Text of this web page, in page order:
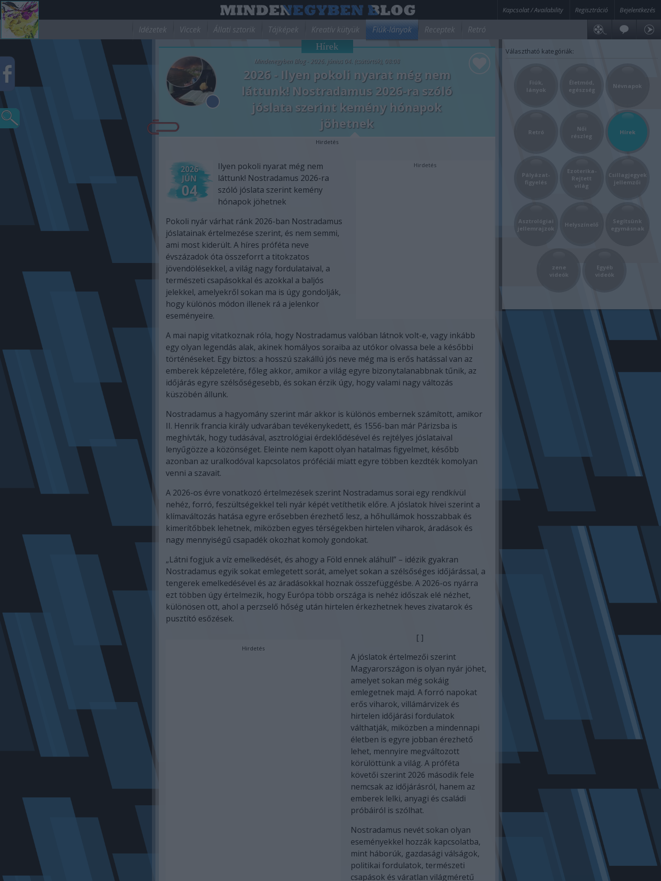
Kapcsolat / Availability Regisztráció Bejelentkezés
Idézetek Viccek Állati sztorik Tájképek Kreatív kütyük Fiúk-lányok Receptek Retró
Választható kategóriák:
Fiúk,
lányok
Életmód,
egészség
Névnapok
Retró
Női
részleg
Hírek
Pályázat-
figyelés
Ezoterika-
Rejtett
világ
Csillagjegyek
jellemzői
Asztrológiai
jellemrajzok
Helyszínelő
Segítsünk
egymásnak
zene
videók
Egyéb
videók
Hírek
Mindenegyben Blog - 2026. június 04. (csütörtök), 08:08
2026 - Ilyen pokoli nyarat még nem
láttunk! Nostradamus 2026-ra szóló
jóslata szerint kemény hónapok
jöhetnek
Hirdetés
Hirdetés
2026
JÚN
04
Ilyen pokoli nyarat még nem
láttunk! Nostradamus 2026-ra
szóló jóslata szerint kemény
hónapok jöhetnek
Pokoli nyár várhat ránk 2026-ban Nostradamus
jóslatainak értelmezése szerint, és nem semmi,
ami most kiderült. A híres próféta neve
évszázadok óta összeforrt a titokzatos
jövendölésekkel, a világ nagy fordulataival, a
természeti csapásokkal és azokkal a baljós
jelekkel, amelyekről sokan ma is úgy gondolják,
hogy különös módon illenek rá a jelenkor
eseményeire.
A mai napig vitatkoznak róla, hogy Nostradamus valóban látnok volt-e, vagy inkább
egy olyan legendás alak, akinek homályos soraiba az utókor olvassa bele a későbbi
történéseket. Egy biztos: a hosszú szakállú jós neve még ma is erős hatással van az
emberek képzeletére, főleg akkor, amikor a világ egyre bizonytalanabbnak tűnik, az
időjárás egyre szélsőségesebb, és sokan érzik úgy, hogy valami nagy változás
küszöbén állunk.
Nostradamus a hagyomány szerint már akkor is különös embernek számított, amikor
II. Henrik francia király udvarában tevékenykedett, és 1556-ban már Párizsba is
meghívták, hogy tudásával, asztrológiai érdeklődésével és rejtélyes jóslataival
lenyűgözze a közönséget. Eleinte nem kapott olyan hatalmas figyelmet, később
azonban az uralkodóval kapcsolatos próféciái miatt egyre többen kezdték komolyan
venni a szavait.
A 2026-os évre vonatkozó értelmezések szerint Nostradamus sorai egy rendkívül
nehéz, forró, feszültségekkel teli nyár képét vetíthetik előre. A jóslatok hívei szerint a
klímaváltozás hatása egyre erősebben érezhető lesz, a hőhullámok hosszabbak és
kimerítőbbek lehetnek, miközben egyes térségekben hirtelen viharok, áradások és
nagy mennyiségű csapadék okozhat komoly gondokat.
„Látni fogjuk a víz emelkedését, és ahogy a Föld ennek aláhull” – idézik gyakran
Nostradamus egyik sokat emlegetett sorát, amelyet sokan a szélsőséges időjárással, a
tengerek emelkedésével és az áradásokkal hoznak összefüggésbe. A 2026-os nyárra
ezt többen úgy értelmezik, hogy Európa több országa is nehéz időszak elé nézhet,
különösen ott, ahol a perzselő hőség után hirtelen érkezhetnek heves zivatarok és
pusztító esőzések.
Hirdetés
[ ]
A jóslatok értelmezői szerint
Magyarországon is olyan nyár jöhet,
amelyet sokan még sokáig
emlegetnek majd. A forró napokat
erős viharok, villámárvizek és
hirtelen időjárási fordulatok
válthatják, miközben a mindennapi
életben is egyre jobban érezhető
lehet, mennyire megváltozott
körülöttünk a világ. A próféta
követői szerint 2026 második fele
nemcsak az időjárásról, hanem az
emberek lelki, anyagi és családi
próbáiról is szólhat.
Nostradamus nevét sokan olyan
eseményekkel hozzák kapcsolatba,
mint háborúk, gazdasági válságok,
politikai fordulatok, természeti
csapások és váratlan világméretű